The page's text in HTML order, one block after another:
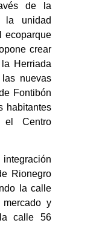
de la
la unidad
ecoparque
crear
Herriada
nuevas
Fontibón
habitantes
Centro
Rionegro
la calle
y
calle 56